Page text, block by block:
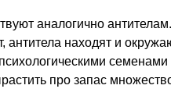
аналогично
антитела находят и
про запас